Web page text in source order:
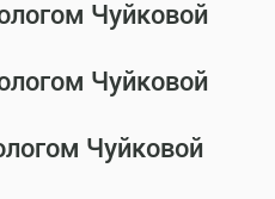
Чуйковой
Чуйковой
Чуйковой